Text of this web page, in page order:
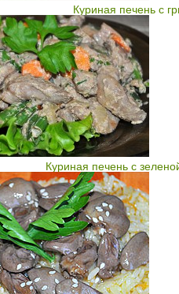
Куриная печень с
Куриная печень с